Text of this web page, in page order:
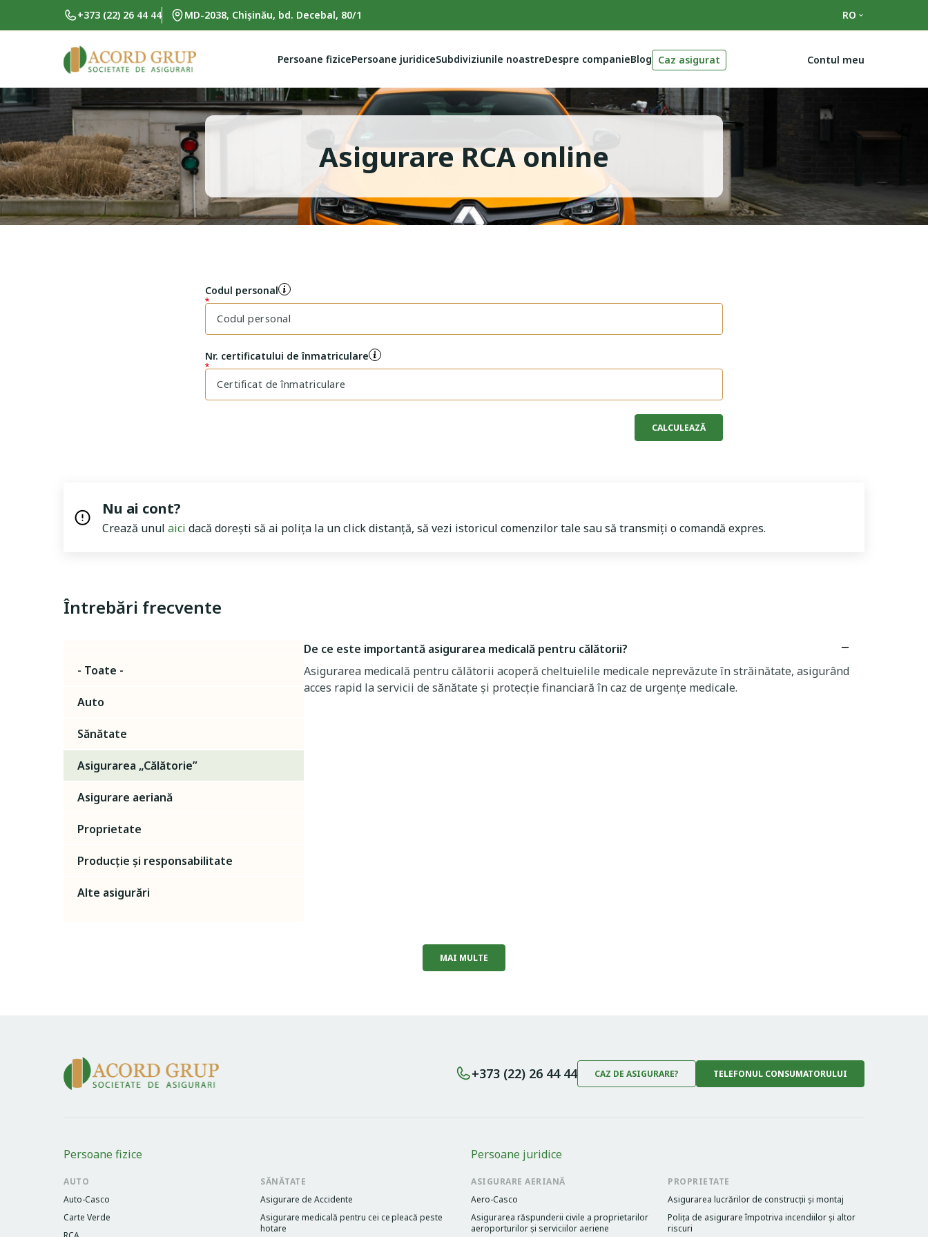
Skip to main content+373 (22) 26 44 44 MD-2038, Chișinău, bd. Decebal, 80/1 RO
Persoane fizicePersoane juridiceSubdiviziunile noastreDespre companieBlog Caz asigurat Contul meu
Asigurare RCA online
Codul personal
Nr. certificatului de înmatriculare
Nu ai cont?
Crează unul aici dacă dorești să ai polița la un click distanță, să vezi istoricul comenzilor tale sau să transmiți o comandă expres.
Întrebări frecvente
- Toate -
Auto
Sănătate
Asigurarea „Călătorie”
Asigurare aeriană
Proprietate
Producție și responsabilitate
Alte asigurări
De ce este importantă asigurarea medicală pentru călătorii?
Asigurarea medicală pentru călătorii acoperă cheltuielile medicale neprevăzute în străinătate, asigurând
acces rapid la servicii de sănătate și protecție financiară în caz de urgențe medicale.
MAI MULTE
+373 (22) 26 44 44 CAZ DE ASIGURARE? TELEFONUL CONSUMATORULUI
Persoane fizice
AUTO
Auto-Casco
Carte Verde
SĂNĂTATE
Asigurare de Accidente
Asigurare medicală pentru cei cе pleacă peste
hotare
Persoane juridice
ASIGURARE AERIANĂ
Aero-Casco
Asigurarea răspunderii civile a proprietarilor
aeroporturilor și serviciilor aeriene
PROPRIETATE
Asigurarea lucrărilor de construcții și montaj
Poliţa de asigurare împotriva incendiilor și altor
riscuri